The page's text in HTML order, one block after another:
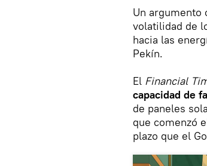
Un argumento
volatilidad de
hacia las
Pekín.
El Financial
capacidad de
de paneles
que comenzó
plazo que el